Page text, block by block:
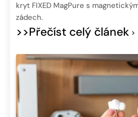
kryt FIXED MagPure s
zádech.
>>Přečíst celý článek